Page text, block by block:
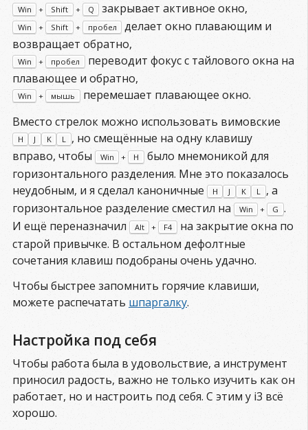
Win + Shift + Q закрывает активное окно,
Win + Shift + пробел
делает окно плавающим и
возвращает обратно,
Win + пробел переводит фокус с тайлового окна на
плавающее и обратно,
Win + мышь перемешает плавающее окно.
Вместо стрелок можно использовать вимовские
H J K L
, но смещённые на одну клавишу
вправо, чтобы
Win + H было мнемоникой для
горизонтального разделения. Мне это показалось
неудобным, и я сделал каноничные
H J K L
, а
горизонтальное разделение сместил на
Win + G .
И ещё переназначил
Alt + F4 на закрытие окна по
старой привычке. В остальном дефолтные
сочетания клавиш подобраны очень удачно.
Чтобы быстрее запомнить горячие клавиши,
можете распечатать шпаргалку.
Настройка под себя
Чтобы работа была в удовольствие, а инструмент
приносил радость, важно не только изучить как он
работает, но и настроить под себя. С этим у i3 всё
хорошо.